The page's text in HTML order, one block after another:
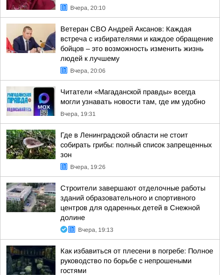
Вчера, 20:10
Ветеран СВО Андрей Аксанов: Каждая
встреча с избирателями и каждое обращение
бойцов – это возможность изменить жизнь
людей к лучшему
Вчера, 20:06
Читатели «Магаданской правды» всегда
могли узнавать новости там, где им удобно
Вчера, 19:31
Где в Ленинградской области не стоит
собирать грибы: полный список запрещенных
зон
Вчера, 19:26
Строители завершают отделочные работы
зданий образовательного и спортивного
центров для одаренных детей в Снежной
долине
Вчера, 19:13
Как избавиться от плесени в погребе: Полное
руководство по борьбе с непрошеными
гостями